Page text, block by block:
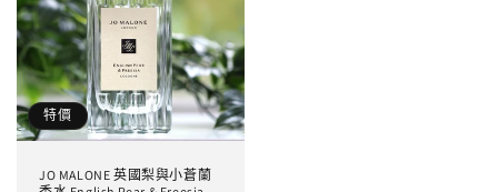
特價
JO MALONE 英國梨與小蒼蘭